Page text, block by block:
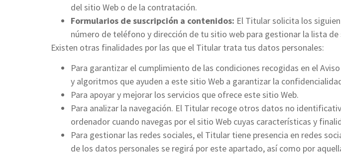
del sitio Web o de la contratación.
Formularios de suscripción a contenidos: El Titular solicita los
número de teléfono y dirección de tu sitio web para gestionar la lista
Existen otras finalidades por las que el Titular trata tus datos personales:
Para garantizar el cumplimiento de las condiciones recogidas en el
y algoritmos que ayuden a este sitio Web a garantizar la
Para apoyar y mejorar los servicios que ofrece este sitio Web.
Para analizar la navegación. El Titular recoge otros datos no
ordenador cuando navegas por el sitio Web cuyas características y
Para gestionar las redes sociales, el Titular tiene presencia en redes
de los datos personales se regirá por este apartado, así como por